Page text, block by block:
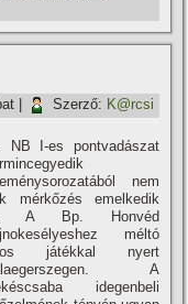
Szerző: K@rcsi
NB I-es pontvadászat
nem
mérkőzés emelkedik
A Bp. Honvéd
méltó
játékkal nyert
A
idegenbeli